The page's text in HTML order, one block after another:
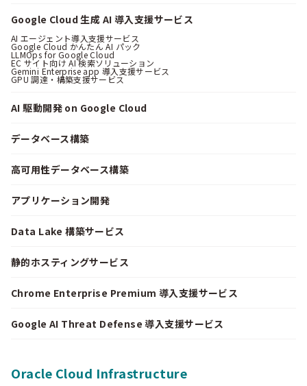
Google Cloud 生成 AI 導入支援サービス
AI エージェント導入支援サービス
Google Cloud かんたん AI パック
LLMOps for Google Cloud
EC サイト向け AI 検索ソリューション
Gemini Enterprise app 導入支援サービス
GPU 調達・構築支援サービス
AI 駆動開発 on Google Cloud
データベース構築
高可用性データベース構築
アプリケーション開発
Data Lake 構築サービス
静的ホスティングサービス
Chrome Enterprise Premium 導入支援サービス
Google AI Threat Defense 導入支援サービス
Oracle Cloud Infrastructure